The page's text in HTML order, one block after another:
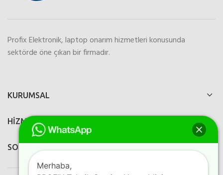
Profix Elektronik, laptop onarım hizmetleri konusunda
sektörde öne çıkan bir firmadır.
KURUMSAL
HİZMETLERİMİZ
SOSYAL MEDYA
Merhaba,